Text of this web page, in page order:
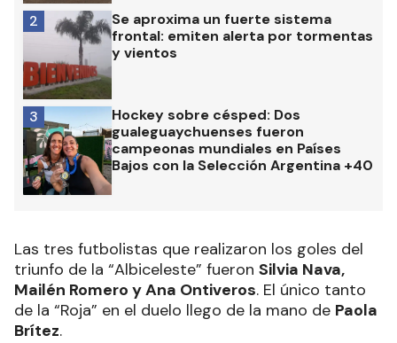
Se aproxima un fuerte sistema
frontal: emiten alerta por tormentas
y vientos
2
Hockey sobre césped: Dos
gualeguaychuenses fueron
campeonas mundiales en Países
Bajos con la Selección Argentina +40
3
Las tres futbolistas que realizaron los goles del
triunfo de la “Albiceleste” fueron Silvia Nava,
Mailén Romero y Ana Ontiveros. El único tanto
de la “Roja” en el duelo llego de la mano de Paola
Brítez.